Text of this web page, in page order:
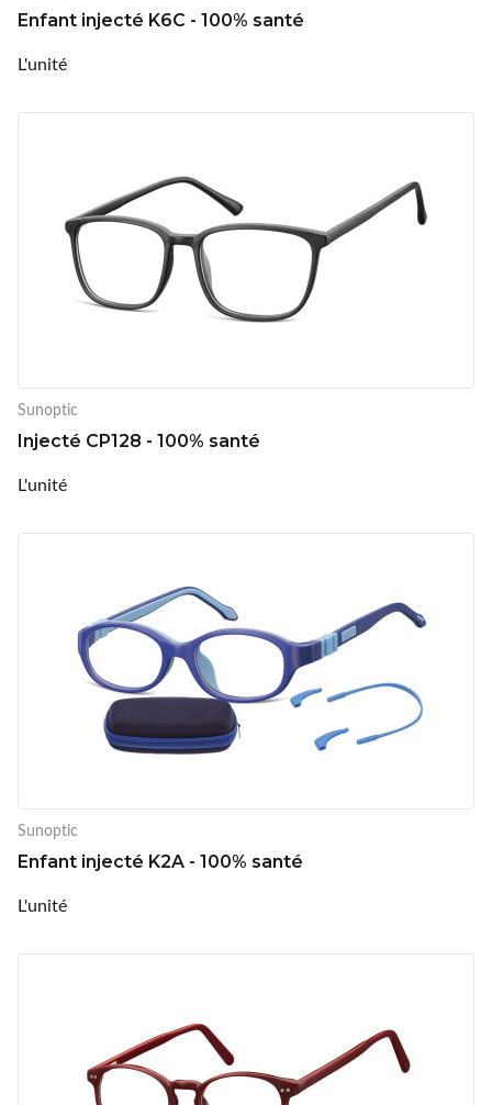
Enfant injecté K6C - 100% santé
L'unité
Sunoptic
Injecté CP128 - 100% santé
L'unité
Sunoptic
Enfant injecté K2A - 100% santé
L'unité